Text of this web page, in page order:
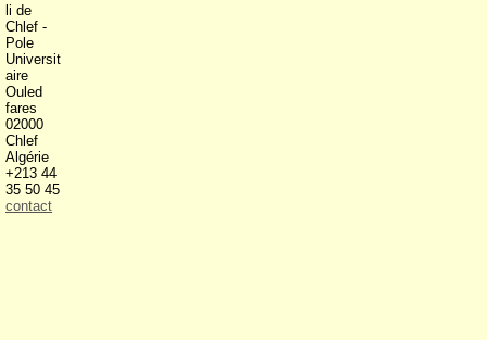
li de
Chlef -
Pole
Universit
aire
Ouled
fares
02000
Chlef
Algérie
+213 44
35 50 45
contact